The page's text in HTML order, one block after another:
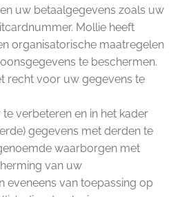
uw betaalgegevens zoals uw
Mollie heeft
organisatorische maatregelen
te beschermen.
recht voor uw gegevens te
verbeteren en in het kader
gegevens met derden te
waarborgen met
van uw
eveneens van toepassing op